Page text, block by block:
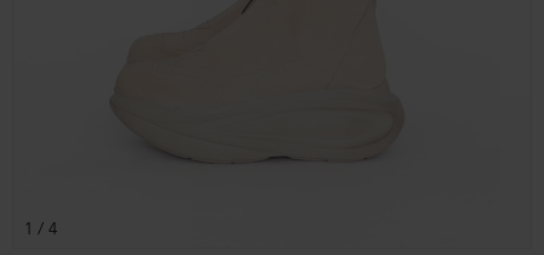
1 / 4